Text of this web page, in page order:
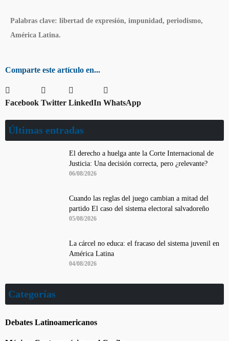
Palabras clave: libertad de expresión, impunidad, periodismo,
América Latina.
Comparte este artículo en...
Facebook Twitter LinkedIn WhatsApp
Últimas entradas
El derecho a huelga ante la Corte Internacional de
Justicia: Una decisión correcta, pero ¿relevante?
06/08/2026
Cuando las reglas del juego cambian a mitad del
partido El caso del sistema electoral salvadoreño
05/08/2026
La cárcel no educa: el fracaso del sistema juvenil en
América Latina
04/08/2026
Categorías
Debates Latinoamericanos